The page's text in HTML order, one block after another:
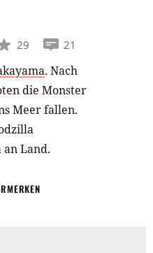
29 21
. Nach
die Monster
Meer fallen.
Land.